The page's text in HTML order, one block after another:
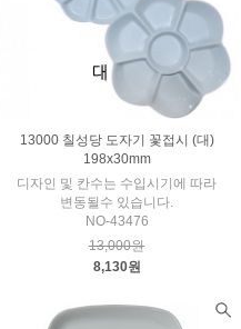
13000 칠성당 도자기 꽃접시 (대)
198x30mm
디자인 및 칸수는 수입시기에 따라
변동될수 있습니다.
NO-43476
13,000원
8,130원